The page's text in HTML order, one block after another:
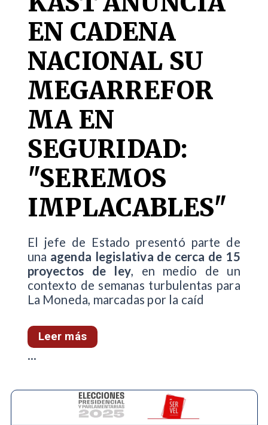
EN CADENA
NACIONAL SU
MEGARREFOR
MA EN
SEGURIDAD:
"SEREMOS
IMPLACABLES"
El jefe de Estado presentó parte de
una agenda legislativa de cerca de 15
proyectos de ley, en medio de un
contexto de semanas turbulentas para
La Moneda, marcadas por la caíd
Leer más
...